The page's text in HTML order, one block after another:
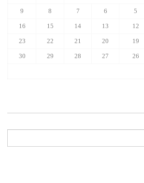
5
6
7
8
9
12
13
14
15
16
19
20
21
22
23
26
27
28
29
30